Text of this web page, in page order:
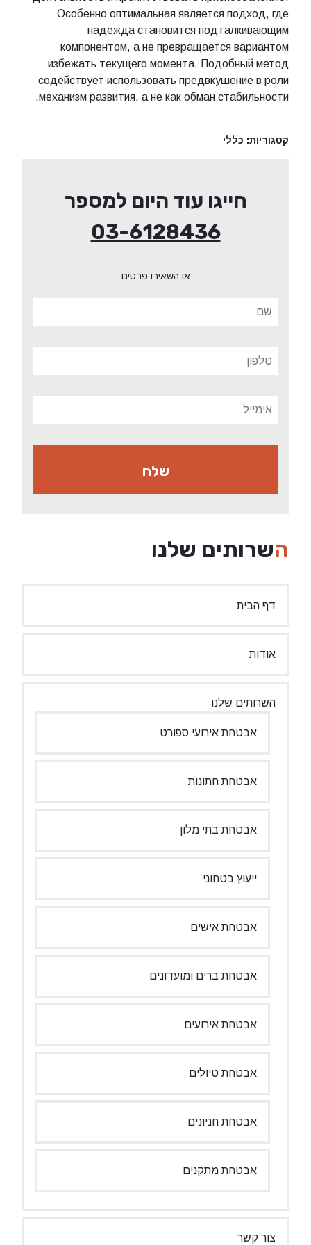
Особенно оптимальная является подход, где
надежда становится подталкивающим
компонентом, а не превращается вариантом
избежать текущего момента. Подобный метод
содействует использовать предвкушение в роли
механизм развития, а не как обман стабильности.
קטגוריות: כללי
חייגו עוד היום למספר
03-6128436
או השאירו פרטים
השרותים שלנו
דף הבית
אודות
השרותים שלנו
אבטחת אירועי ספורט
אבטחת חתונות
אבטחת בתי מלון
ייעוץ בטחוני
אבטחת אישים
אבטחת ברים ומועדונים
אבטחת אירועים
אבטחת טיולים
אבטחת חניונים
אבטחת מתקנים
צור קשר